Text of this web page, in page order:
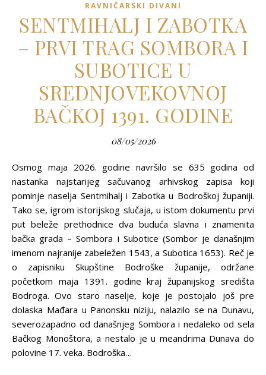
RAVNIČARSKI DIVANI
SENTMIHALJ I ZABOTKA
– PRVI TRAG SOMBORA I
SUBOTICE U
SREDNJOVEKOVNOJ
BAČKOJ 1391. GODINE
08/05/2026
Osmog maja 2026. godine navršilo se 635 godina od
nastanka najstarijeg sačuvanog arhivskog zapisa koji
pominje naselja Sentmihalj i Zabotka u Bodroškoj županiji.
Tako se, igrom istorijskog slučaja, u istom dokumentu prvi
put beleže prethodnice dva buduća slavna i znamenita
bačka grada – Sombora i Subotice (Sombor je današnjim
imenom najranije zabeležen 1543, a Subotica 1653). Reč je
o zapisniku Skupštine Bodroške županije, održane
početkom maja 1391. godine kraj županijskog središta
Bodroga. Ovo staro naselje, koje je postojalo još pre
dolaska Mađara u Panonsku niziju, nalazilo se na Dunavu,
severozapadno od današnjeg Sombora i nedaleko od sela
Bačkog Monoštora, a nestalo je u meandrima Dunava do
polovine 17. veka. Bodroška…